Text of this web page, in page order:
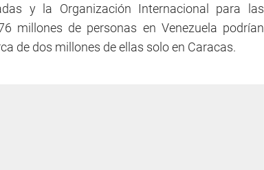
y la Organización Internacional para las
millones de personas en Venezuela podrían
de dos millones de ellas solo en Caracas.